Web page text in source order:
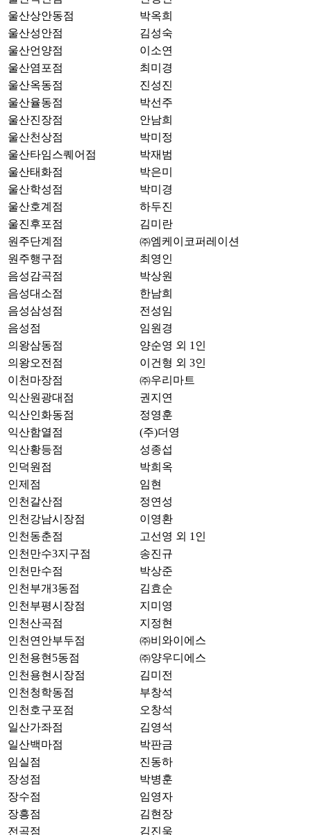
울산상안동점
박옥희
울산성안점
김성숙
울산언양점
이소연
울산염포점
최미경
울산옥동점
진성진
울산율동점
박선주
울산진장점
안남희
울산천상점
박미정
울산타임스퀘어점
박재범
울산태화점
박은미
울산학성점
박미경
울산호계점
하두진
울진후포점
김미란
원주단계점
㈜엠케이코퍼레이션
원주행구점
최영인
음성감곡점
박상원
음성대소점
한남희
음성삼성점
전성임
음성점
임원경
의왕삼동점
양순영 외 1인
의왕오전점
이건형 외 3인
이천마장점
㈜우리마트
익산원광대점
권지연
익산인화동점
정영훈
익산함열점
(주)더영
익산황등점
성종섭
인덕원점
박희옥
인제점
임현
인천갈산점
정연성
인천강남시장점
이영환
인천동춘점
고선영 외 1인
인천만수3지구점
송진규
인천만수점
박상준
인천부개3동점
김효순
인천부평시장점
지미영
인천산곡점
지정현
인천연안부두점
㈜비와이에스
인천용현5동점
㈜양우디에스
인천용현시장점
김미전
인천청학동점
부창석
인천호구포점
오창석
일산가좌점
김영석
일산백마점
박판금
임실점
진동하
장성점
박병훈
장수점
임영자
장흥점
김현장
전곡점
김진욱